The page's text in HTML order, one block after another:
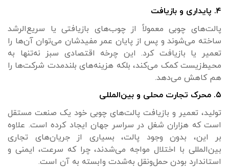
۴. پایداری و بازیافت
پالت‌های چوبی معمولاً از چوب‌های بازیافتی یا سریع‌الرشد
ساخته می‌شوند و پس از پایان عمر مفیدشان می‌توان آن‌ها را
تعمیر یا بازیافت کرد. این چرخه اقتصادی سبز نه‌تنها به
محیط‌زیست کمک می‌کند، بلکه هزینه‌های بلندمدت شرکت‌ها را
هم کاهش می‌دهد.
۵. محرک تجارت محلی و بین‌المللی
تولید، تعمیر و بازیافت پالت‌های چوبی خود یک صنعت مستقل
است که هزاران شغل در سراسر جهان ایجاد کرده است. علاوه
بر این، بدون وجود پالت، بسیاری از جریان‌های تجاری
بین‌المللی با اختلال مواجه می‌شدند، چرا که سرعت، ایمنی و
استاندارد بودن حمل‌ونقل به‌شدت وابسته به آن است.